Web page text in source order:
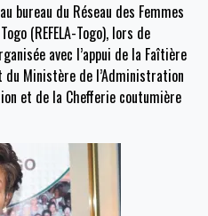
bureau du Réseau des Femmes
(REFELA-Togo), lors de
avec l’appui de la Faîtière
du Ministère de l’Administration
et de la Chefferie coutumière